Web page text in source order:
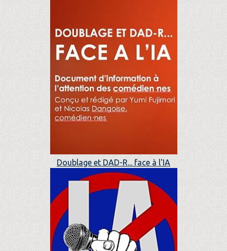
Doublage et DAD-R... face à l'IA